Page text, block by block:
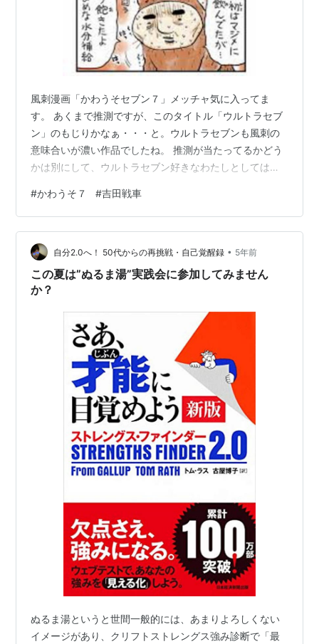
風刺漫画「かわうそセブン７」メッチャ気に入ってま
す。 あくまで推測ですが、このタイトル「ウルトラセブ
ン」のもじりかなぁ・・・と。ウルトラセブンも風刺の
意味合いが濃い作品でしたね。 推測が当たってるかどう
かは別にして、ウルトラセブン好きなわたしとしては、
土曜・日曜の紙面で連載中だよ。 www1.odn.ne.jp
#かわうそ７ #吉田戦車
自分2.0へ！ 50代からの再挑戦・自己覚醒録 • 5年前
この夏は”ぬるま湯”実践会に参加してみません
か？
ぬるま湯というと世間一般的には、あまりよろしくない
イメージがあり、クリフトストレングス強み診断で「最